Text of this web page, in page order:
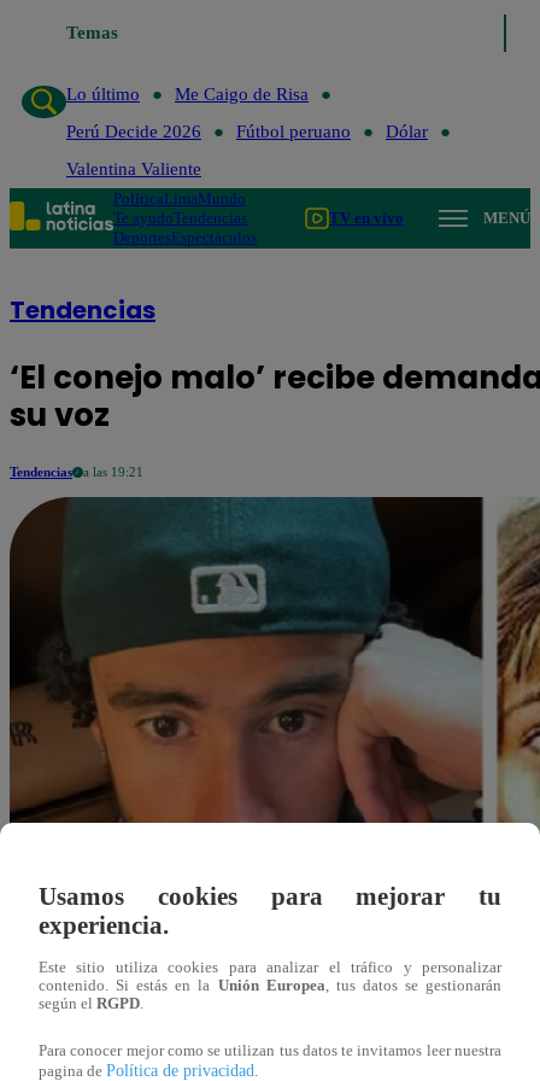
Temas
Lo último
Me Caigo de Risa
Perú Decide 2026
Fútbol peruano
Dólar
Valentina Valiente
PolíticaLimaMundo
Te ayudoTendencias
DeportesEspectáculos
TV en vivo MENÚ
Tendencias
‘El conejo malo’ recibe
su voz
Tendencias a las 19:21
scastro@latina.pe
Usamos cookies para mejorar tu
experiencia.
Este sitio utiliza cookies para analizar el tráfico y personalizar
contenido. Si estás en la Unión Europea, tus datos se gestionarán
según el RGPD.
Para conocer mejor como se utilizan tus datos te invitamos leer nuestra
pagina de Política de privacidad.